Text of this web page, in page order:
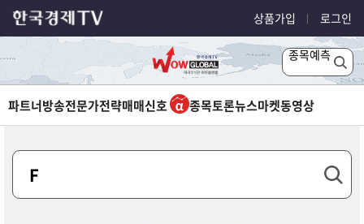
상품가입 로그인
종목예측
파트너방송전문가전략매매신호 종목토론뉴스마켓동영상